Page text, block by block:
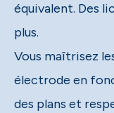
équivalent. Des
plus.
Vous maîtrisez
électrode en
des plans et